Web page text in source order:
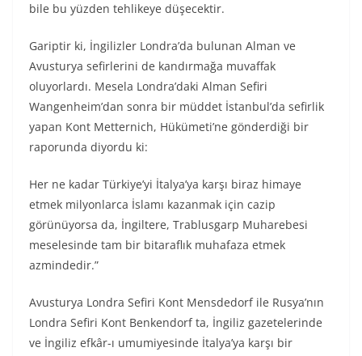
bile bu yüzden tehlikeye düşecektir.
Gariptir ki, İngilizler Londra’da bulunan Alman ve
Avusturya sefirlerini de kandırmağa muvaffak
oluyorlardı. Mesela Londra’daki Alman Sefiri
Wangenheim’dan sonra bir müddet İstanbul’da sefirlik
yapan Kont Metternich, Hükümeti’ne gönderdiği bir
raporunda diyordu ki:
Her ne kadar Türkiye’yi İtalya’ya karşı biraz himaye
etmek milyonlarca İslamı kazanmak için cazip
görünüyorsa da, İngiltere, Trablusgarp Muharebesi
meselesinde tam bir bitaraflık muhafaza etmek
azmindedir.”
Avusturya Londra Sefiri Kont Mensdedorf ile Rusya’nın
Londra Sefiri Kont Benkendorf ta, İngiliz gazetelerinde
ve İngiliz efkâr-ı umumiyesinde İtalya’ya karşı bir